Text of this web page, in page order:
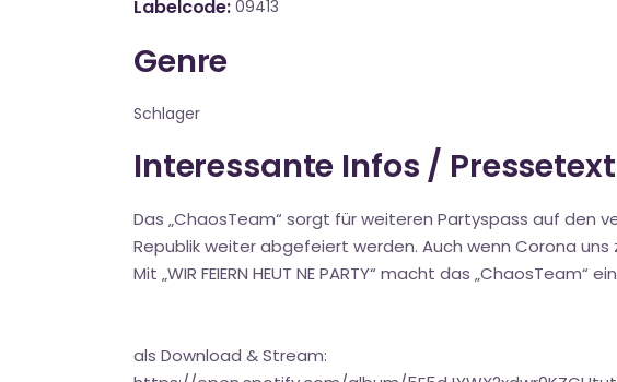
Labelcode 09413
Genre
Schlager
Interessante Infos / Pressetext
Das „ChaosTeam“ sorgt für weiteren Partyspass auf den
Republik weiter abgefeiert werden. Auch wenn Corona
Mit „WIR FEIERN HEUT NE PARTY“ macht das
als Download & Stream: